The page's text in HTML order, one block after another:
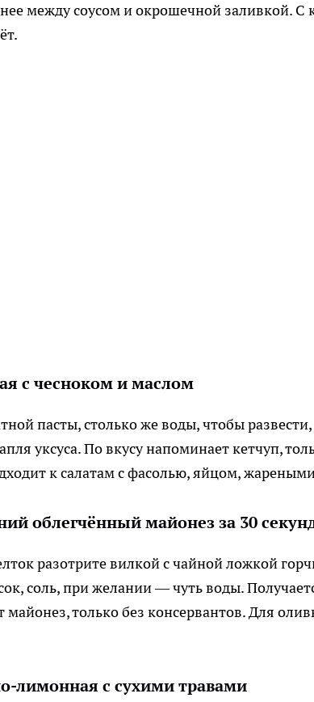
между соусом и окрошечной заливкой.
с чесноком и маслом
пасты, столько же воды, чтобы
уксуса. По вкусу напоминает кетчуп,
к салатам с фасолью, яйцом,
облегчённый майонез за 30
разотрите вилкой с чайной ложкой
соль, при желании — чуть воды.
только без консервантов. Для
лимонная с сухими травами